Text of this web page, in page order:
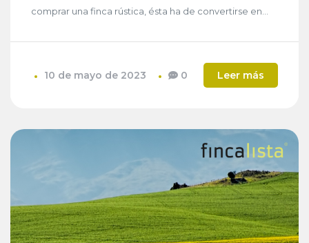
comprar una finca rústica, ésta ha de convertirse en...
10 de mayo de 2023 0 Leer más